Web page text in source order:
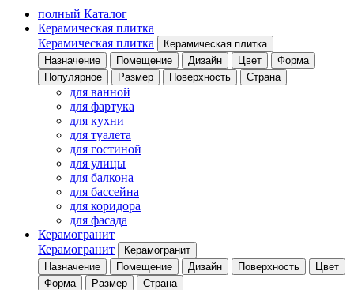
полный Каталог
Керамическая плитка
Керамическая плитка
Керамическая плитка
Назначение
Помещение Дизайн Цвет
Форма
Популярное
Размер Поверхность Страна
для ванной
для фартука
для кухни
для туалета
для гостиной
для улицы
для балкона
для бассейна
для коридора
для фасада
Керамогранит
Керамогранит
Керамогранит
Назначение
Помещение Дизайн Поверхность
Цвет
Форма
Размер Страна